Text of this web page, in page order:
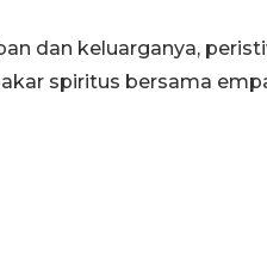
dan keluarganya,
spiritus bersama